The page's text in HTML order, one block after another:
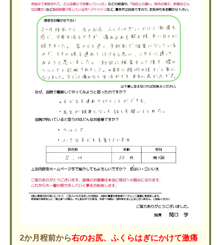
2か月程前から右のお尻、ふくらはぎにかけて激痛